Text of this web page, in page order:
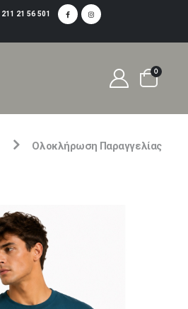
211 21 56 501
0
Ολοκλήρωση Παραγγελίας